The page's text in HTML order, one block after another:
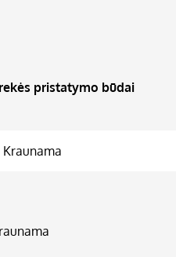
pristatymo būdai
Kraunama